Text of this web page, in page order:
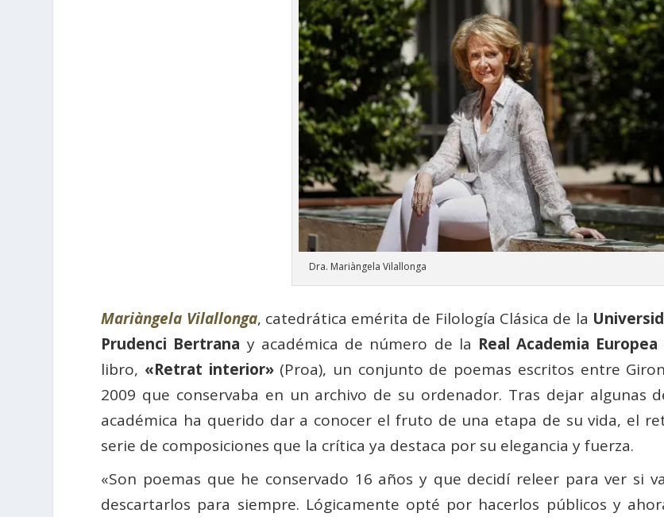
Dra. Mariàngela Vilallonga
Mariàngela Vilallonga, catedrática emérita de Filología Clásica de la
Prudenci Bertrana y académica de número de la Real Academia
libro, «Retrat interior»(Proa), un conjunto de poemas escritos entre
2009 que conservaba en un archivo de su ordenador. Tras dejar algunas
académica ha querido dar a conocer el fruto de una etapa de su vida, el
serie de composiciones que la crítica ya destaca por su elegancia y fuerza.
«Son poemas que he conservado 16 años y que decidí releer para ver si
descartarlos para siempre. Lógicamente opté por hacerlos públicos y